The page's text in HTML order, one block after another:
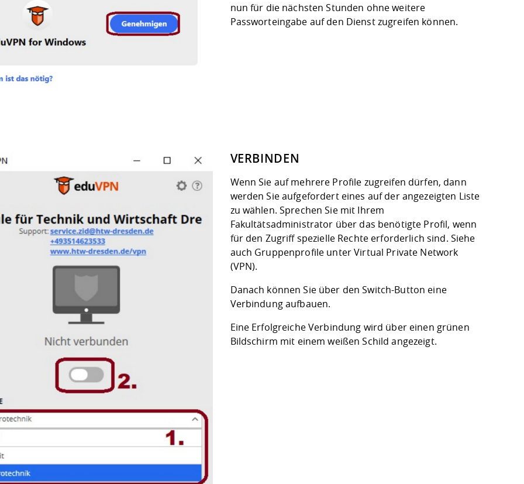
nun für die nächsten Stunden ohne weitere
Passworteingabe auf den Dienst zugreifen können.
VERBINDEN
Wenn Sie auf mehrere Profile zugreifen dürfen, dann
werden Sie aufgefordert eines auf der angezeigten Liste
zu wählen. Sprechen Sie mit Ihrem
Fakultätsadministrator über das benötigte Profil, wenn
für den Zugriff spezielle Rechte erforderlich sind. Siehe
auch Gruppenprofile unter Virtual Private Network
(VPN).
Danach können Sie über den Switch-Button eine
Verbindung aufbauen.
Eine Erfolgreiche Verbindung wird über einen grünen
Bildschirm mit einem weißen Schild angezeigt.